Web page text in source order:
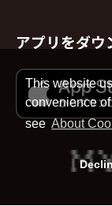
This website
convenience
see About
アプリをダウ